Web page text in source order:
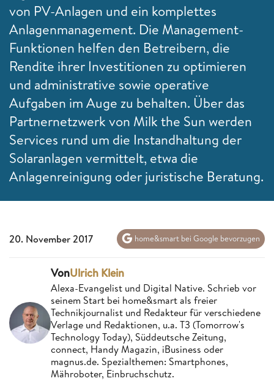
von PV-Anlagen und ein komplettes
Anlagenmanagement. Die Management-
Funktionen helfen den Betreibern, die
Rendite ihrer Investitionen zu optimieren
und administrative sowie operative
Aufgaben im Auge zu behalten. Über das
Partnernetzwerk von Milk the Sun werden
Services rund um die Instandhaltung der
Solaranlagen vermittelt, etwa die
Anlagenreinigung oder juristische Beratung.
20. November 2017 home&smart bei Google bevorzugen
VonUlrich Klein
Alexa-Evangelist und Digital Native. Schrieb vor
seinem Start bei home&smart als freier
Technikjournalist und Redakteur für verschiedene
Verlage und Redaktionen, u.a. T3 (Tomorrow's
Technology Today), Süddeutsche Zeitung,
connect, Handy Magazin, iBusiness oder
magnus.de. Spezialthemen: Smartphones,
Mähroboter, Einbruchschutz.